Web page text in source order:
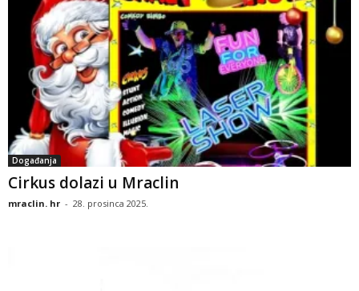
Događanja
Cirkus dolazi u Mraclin
mraclin. hr - 28. prosinca 2025.